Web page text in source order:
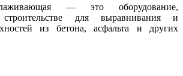
— это оборудование,
для выравнивания и
из бетона, асфальта и других